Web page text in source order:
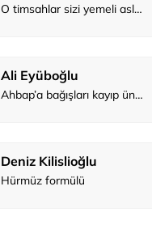
O timsahlar sizi yemeli aslında!...
Ali Eyüboğlu
Ahbap’a bağışları kayıp ünlüler var
Deniz Kilislioğlu
Hürmüz formülü